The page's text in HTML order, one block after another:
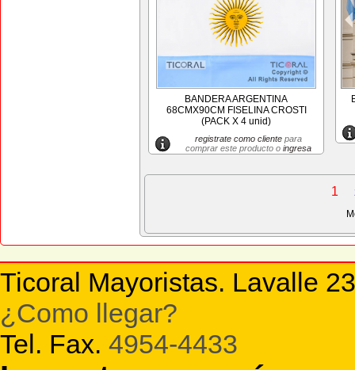
BANDERA ARGENTINA
68CMX90CM FISELINA CROSTI
(PACK X 4 unid)
registrate como clientepara
comprar este producto o ingresa
1
Ticoral Mayoristas. Lavalle
¿Como llegar?
Tel. Fax. 4954-4433